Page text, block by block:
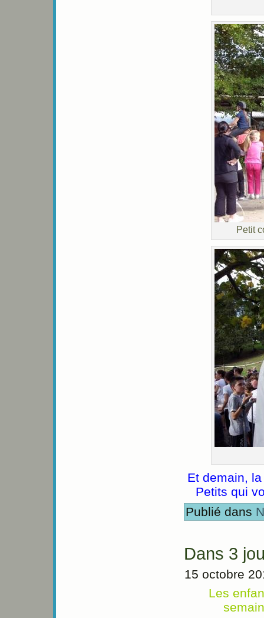
Petit
Et demain,
Petits qui
Publié dans
Dans 3
15 octobre
Les